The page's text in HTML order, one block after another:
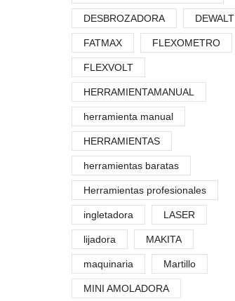
DESBROZADORA DEWALT
FATMAX FLEXOMETRO
FLEXVOLT
HERRAMIENTAMANUAL
herramienta manual
HERRAMIENTAS
herramientas baratas
Herramientas profesionales
ingletadora LASER
lijadora MAKITA
maquinaria Martillo
MINI AMOLADORA